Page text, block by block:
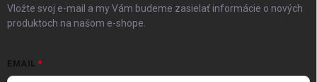
Vložte svoj e-mail a my Vám budeme zasielať informácie o nových
produktoch na našom e-shope.
EMAIL